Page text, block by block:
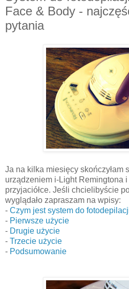
Face & Body -
pytania
Ja na kilka miesięcy skończyłam
urządzeniem i-Light Remingtona i
przyjaciółce. Jeśli chcielibyście
wyglądało zapraszam na wpisy:
- Czym jest system do
- Pierwsze użycie
- Drugie użycie
- Trzecie użycie
- Podsumowanie